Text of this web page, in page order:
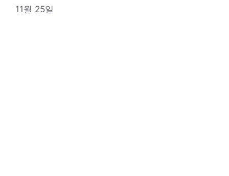
11월 25일